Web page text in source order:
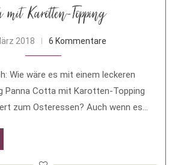
mit Karotten-Topping
2018 6 Kommentare
Wie wäre es mit einem leckeren
Panna Cotta mit Karotten-Topping
zum Osteressen? Auch wenn es